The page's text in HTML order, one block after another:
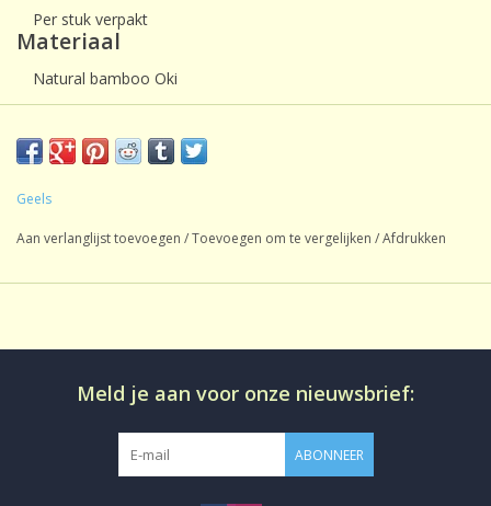
Per stuk verpakt
Materiaal
Natural bamboo Oki
Geels
Aan verlanglijst toevoegen /Toevoegen om te vergelijken /Afdrukken
Meld je aan voor onze nieuwsbrief:
ABONNEER